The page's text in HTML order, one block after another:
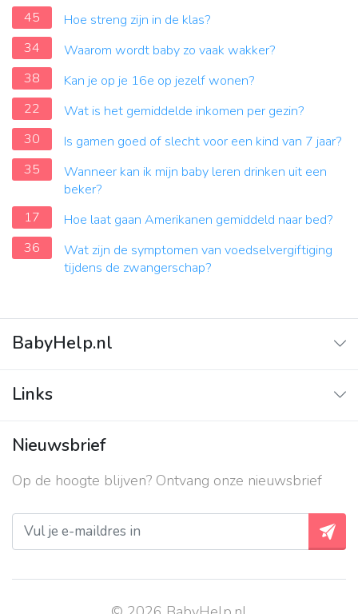
45
Hoe streng zijn in de klas?
34
Waarom wordt baby zo vaak wakker?
38
Kan je op je 16e op jezelf wonen?
22
Wat is het gemiddelde inkomen per gezin?
30
Is gamen goed of slecht voor een kind van 7 jaar?
35
Wanneer kan ik mijn baby leren drinken uit een
beker?
17
Hoe laat gaan Amerikanen gemiddeld naar bed?
36
Wat zijn de symptomen van voedselvergiftiging
tijdens de zwangerschap?
BabyHelp.nl
Vraag & Antwoord
Links
Contact
Over ons
Privacy beleid
Nieuwsbrief
Op de hoogte blijven? Ontvang onze nieuwsbrief